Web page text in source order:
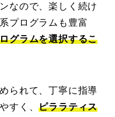
なので、楽しく続け
プログラムも豊富
グラムを選択するこ
られて、丁寧に指導
すく、ピララティス